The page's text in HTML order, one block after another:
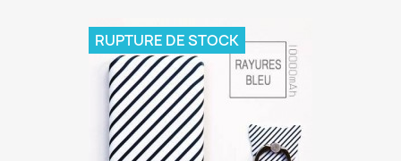
RUPTURE DE STOCK